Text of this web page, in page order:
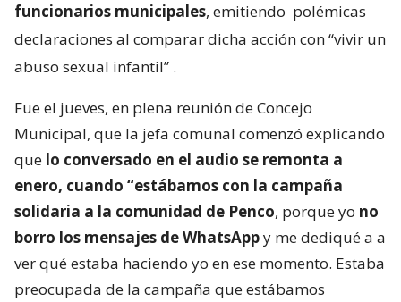
funcionarios municipales, emitiendo polémicas
declaraciones al comparar dicha acción con “vivir un
abuso sexual infantil” .
Fue el jueves, en plena reunión de Concejo
Municipal, que la jefa comunal comenzó explicando
que lo conversado en el audio se remonta a
enero, cuando “estábamos con la campaña
solidaria a la comunidad de Penco, porque yo no
borro los mensajes de WhatsAppy me dediqué a a
ver qué estaba haciendo yo en ese momento. Estaba
preocupada de la campaña que estábamos